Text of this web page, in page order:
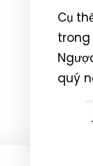
Cụ
trong
quý